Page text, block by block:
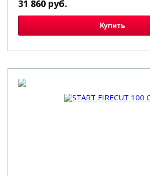
31 860 руб.
Купить